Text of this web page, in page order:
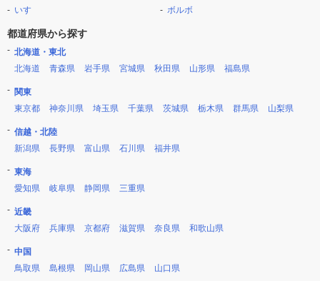
いすゞ
ボルボ
都道府県から探す
北海道・東北
北海道
青森県 岩手県 宮城県 秋田県 山形県 福島県
関東
東京都
神奈川県 埼玉県 千葉県 茨城県 栃木県 群馬県 山梨県
信越・北陸
新潟県
長野県 富山県 石川県 福井県
東海
愛知県
岐阜県 静岡県 三重県
近畿
大阪府
兵庫県 京都府 滋賀県 奈良県 和歌山県
中国
鳥取県
島根県 岡山県 広島県 山口県